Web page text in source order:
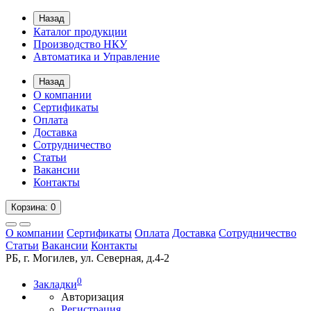
Назад
Каталог продукции
Производство НКУ
Автоматика и Управление
Назад
О компании
Сертификаты
Оплата
Доставка
Сотрудничество
Статьи
Вакансии
Контакты
Корзина: 0
О компании Сертификаты Оплата Доставка Сотрудничество
Статьи Вакансии Контакты
РБ, г. Могилев, ул. Северная, д.4-2
Закладки0
Авторизация